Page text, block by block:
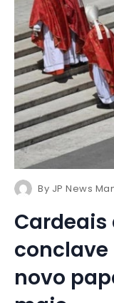
By JP News
conclave
novo